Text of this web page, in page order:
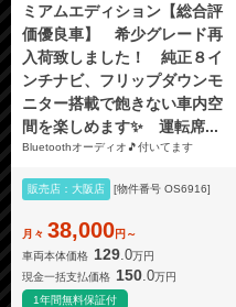
ミアムエディション【総合評
価優良車】 希少グレード再
入荷致しました！ 純正８イ
ンチナビ、フリップダウンモ
ニター搭載で飽きない車内空
間を楽しめます✨ 運転席...
Bluetoothオーディオ🎵付いてます
販売店：大阪店 [物件番号 OS6916]
月々 38,000円～
車両本体価格 129.0万円
現金一括支払価格 150 .0万円
1年間無料保証付